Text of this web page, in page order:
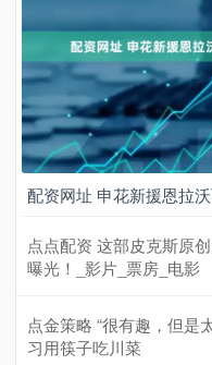
配资网址 申花新援恩拉
点点配资 这部皮克斯原
曝光！_影片_票房_电影
点金策略 “很有趣，但是
习用筷子吃川菜